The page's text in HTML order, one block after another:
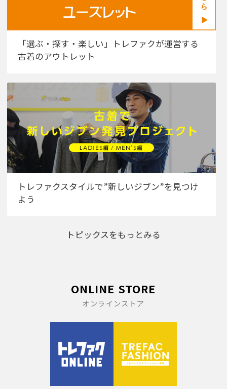
「選ぶ・探す・楽しい」トレファクが運営する
古着のアウトレット
トレファクスタイルで”新しいジブン”を見つけ
よう
トピックスをもっとみる
ONLINE STORE
オンラインストア